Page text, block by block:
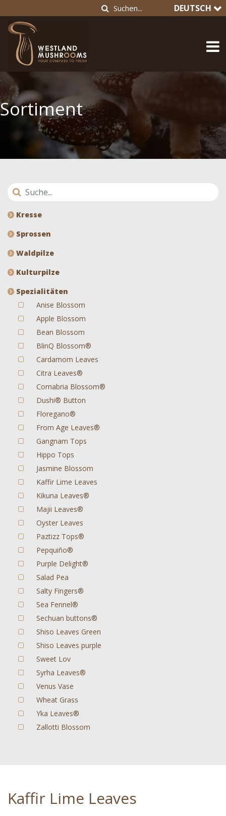
DEUTSCH
Sortiment
Kresse
Sprossen
Waldpilze
Kulturpilze
Spezialitäten
Anise Blossom
Apple Blossom
Bean Blossom
BlinQ Blossom®
Cardamom Leaves
Citra Leaves®
Cornabria Blossom®
Dushi® Button
Floregano®
From Age Leaves®
Gangnam Tops
Hippo Tops
Jasmine Blossom
Kaffir Lime Leaves
Kikuna Leaves®
Majii Leaves®
Oyster Leaves
Paztizz Tops®
Pepquiño®
Purple Delight®
Salad Pea
Salty Fingers®
Sea Fennel®
Sechuan buttons®
Shiso Leaves Green
Shiso Leaves purple
Sweet Lov
Syrha Leaves®
Venus Vase
Wheat Grass
Yka Leaves®
Zallotti Blossom
Kaffir Lime Leaves